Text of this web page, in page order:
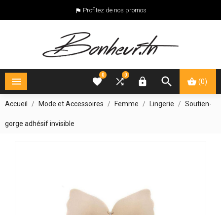
 Profitez de nos promos
 (0)


0

0
Accueil Mode et Accessoires Femme Lingerie Soutien-
gorge adhésif invisible